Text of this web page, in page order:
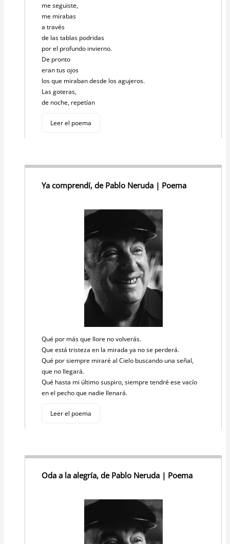
me seguiste,
me mirabas
a través
de las tablas podridas
por el profundo invierno.
De pronto
eran tus ojos
los que miraban desde los agujeros.
Las goteras,
de noche, repetían
Leer el poema
Ya comprendí, de Pablo Neruda | Poema
Qué por más que llore no volverás.
Que está tristeza en la mirada ya no se perderá.
Qué por siempre miraré al Cielo buscando una señal,
que no llegará.
Qué hasta mi último suspiro, siempre tendré ese vacío
en el pecho que nadie llenará.
Leer el poema
Oda a la alegría, de Pablo Neruda | Poema